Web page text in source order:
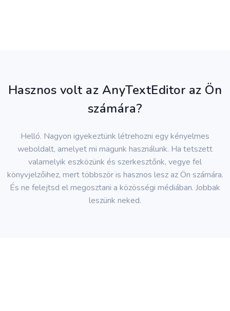
Hasznos volt az AnyTextEditor az Ön
számára?
Helló. Nagyon igyekeztünk létrehozni egy kényelmes
weboldalt, amelyet mi magunk használunk. Ha tetszett
valamelyik eszközünk és szerkesztőnk, vegye fel
könyvjelzőihez, mert többször is hasznos lesz az Ön számára.
És ne felejtsd el megosztani a közösségi médiában. Jobbak
leszünk neked.